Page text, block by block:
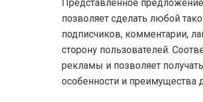
Представленное
позволяет сделать любой
подписчиков, комментарии,
сторону пользователей.
рекламы и позволяет
особенности и преимущества